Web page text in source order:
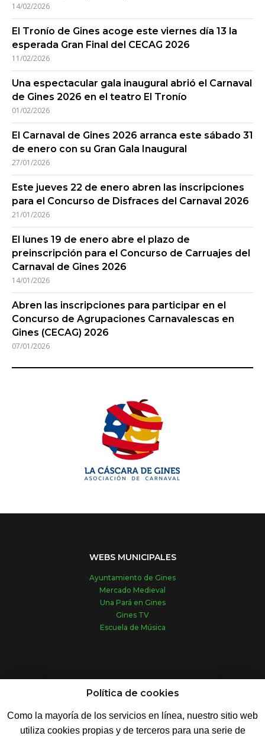
14/02/2026
El Tronío de Gines acoge este viernes día 13 la
esperada Gran Final del CECAG 2026
11/02/2026
Una espectacular gala inaugural abrió el Carnaval
de Gines 2026 en el teatro El Tronío
01/02/2026
El Carnaval de Gines 2026 arranca este sábado 31
de enero con su Gran Gala Inaugural
27/01/2026
Este jueves 22 de enero abren las inscripciones
para el Concurso de Disfraces del Carnaval 2026
21/01/2026
El lunes 19 de enero abre el plazo de
preinscripción para el Concurso de Carruajes del
Carnaval de Gines 2026
14/01/2026
Abren las inscripciones para participar en el
Concurso de Agrupaciones Carnavalescas en
Gines (CECAG) 2026
07/01/2026
WEBS MUNICIPALES
Ayuntamiento de Gines
Mercado Medieval
Una Pará en Gines
Gines TV
Escuela de Música
Política de cookies
Como la mayoría de los servicios en línea, nuestro sitio web
utiliza cookies propias y de terceros para una serie de